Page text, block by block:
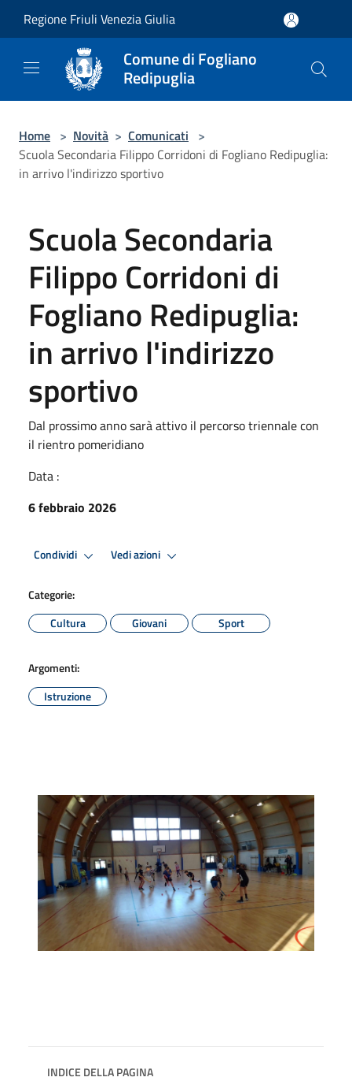
Regione Friuli Venezia Giulia
Comune di Fogliano
Redipuglia
Home > Novità > Comunicati >
Scuola Secondaria Filippo Corridoni di Fogliano Redipuglia:
in arrivo l'indirizzo sportivo
Scuola Secondaria
Filippo Corridoni di
Fogliano Redipuglia:
in arrivo l'indirizzo
sportivo
Dal prossimo anno sarà attivo il percorso triennale con
il rientro pomeridiano
Data :
6 febbraio 2026
Condividi Vedi azioni
Categorie:
Cultura
Giovani Sport
Argomenti:
Istruzione
INDICE DELLA PAGINA